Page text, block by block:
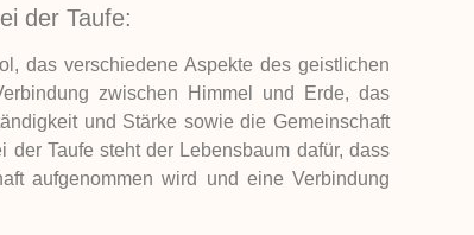
der Taufe:
das verschiedene Aspekte des geistlichen
zwischen Himmel und Erde, das
und Stärke sowie die Gemeinschaft
Taufe steht der Lebensbaum dafür, dass
aufgenommen wird und eine Verbindung